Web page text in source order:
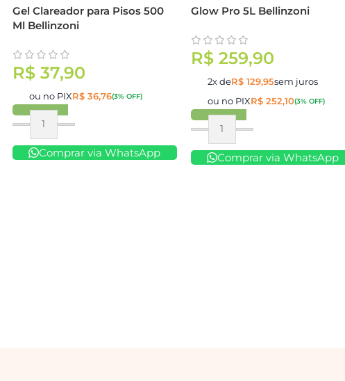
Gel Clareador para Pisos 500
Ml Bellinzoni
R$37,90
ou no PIXR$36,76(3% OFF)
Comprar
Comprar via WhatsApp
Glow Pro 5L Bellinzoni
R$259,90
2x deR$129,95sem juros
ou no PIXR$252,10(3% OFF)
Comprar
Comprar via WhatsApp